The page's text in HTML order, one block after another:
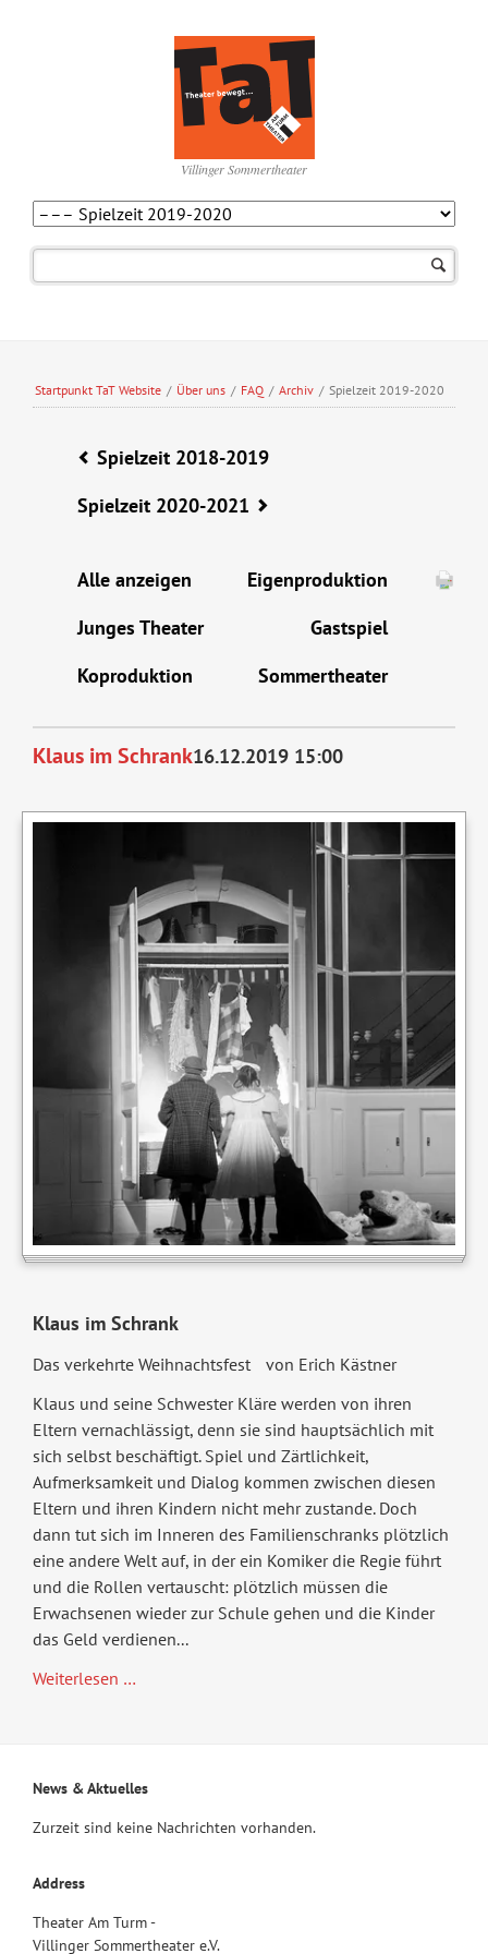
Villinger Sommertheater
Startpunkt TaT Website / Über uns / FAQ / Archiv / Spielzeit 2019-2020
Spielzeit 2018-2019
Spielzeit 2020-2021
Alle anzeigen
Eigenproduktion
Junges Theater
Gastspiel
Koproduktion
Sommertheater
Klaus im Schrank16.12.2019 15:00
Klaus im Schrank
Das verkehrte Weihnachtsfest von Erich Kästner
Klaus und seine Schwester Kläre werden von ihren
Eltern vernachlässigt, denn sie sind hauptsächlich mit
sich selbst beschäftigt. Spiel und Zärtlichkeit,
Aufmerksamkeit und Dialog kommen zwischen diesen
Eltern und ihren Kindern nicht mehr zustande. Doch
dann tut sich im Inneren des Familienschranks plötzlich
eine andere Welt auf, in der ein Komiker die Regie führt
und die Rollen vertauscht: plötzlich müssen die
Erwachsenen wieder zur Schule gehen und die Kinder
das Geld verdienen...
Weiterlesen …
News & Aktuelles
Zurzeit sind keine Nachrichten vorhanden.
Address
Theater Am Turm -
Villinger Sommertheater e.V.